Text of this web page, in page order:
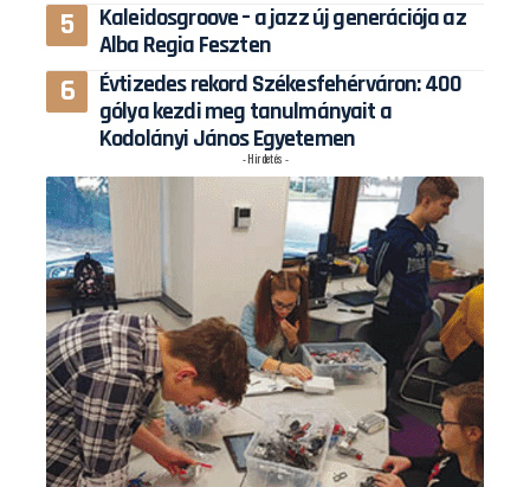
Kaleidosgroove – a jazz új generációja az
Alba Regia Feszten
Évtizedes rekord Székesfehérváron: 400
gólya kezdi meg tanulmányait a
Kodolányi János Egyetemen
- Hirdetés -